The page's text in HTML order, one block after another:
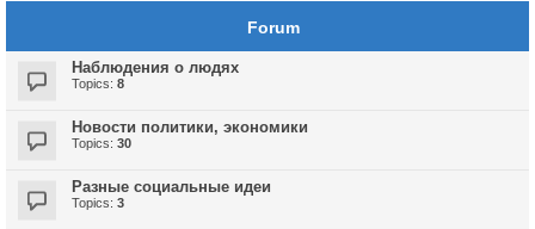
Forum
Наблюдения о людях
Topics: 8
Новости политики, экономики
Topics: 30
Разные социальные идеи
Topics: 3